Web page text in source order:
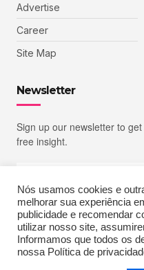
Advertise
Career
Site Map
Newsletter
Sign up our newsletter to
free insight.
Nós usamos cookies e
melhorar sua experiência
publicidade e recomendar
utilizar nosso site,
Informamos que todos os
nossa Política de